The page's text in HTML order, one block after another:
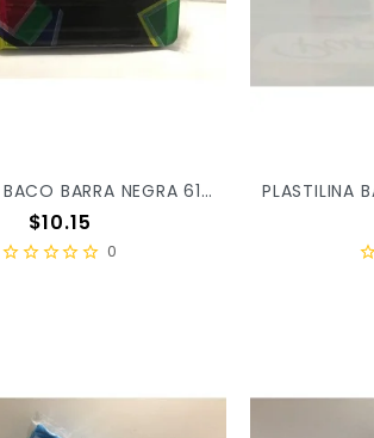
PLASTILINA BACO BARRA NEGRA 61 X/100
Precio
$10.15
0